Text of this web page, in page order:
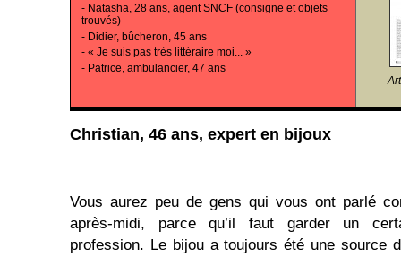
- Natasha, 28 ans, agent SNCF (consigne et objets
trouvés)
- Didier, bûcheron, 45 ans
- « Je suis pas très littéraire moi... »
- Patrice, ambulancier, 47 ans
Christian, 46 ans, expert en bijoux
Vous aurez peu de gens qui vous ont parlé
après-midi, parce qu’il faut garder un
profession. Le bijou a toujours été une source